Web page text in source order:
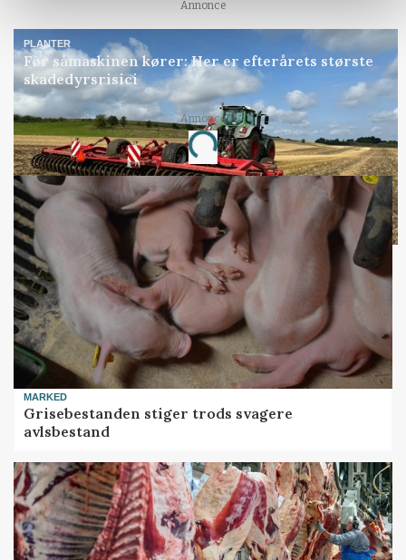
Annonce
PLANTER
Før såmaskinen kører: Her er efterårets største
skadedyrsrisici
Annonce
Loading...
MARKED
Grisebestanden stiger trods svagere
avlsbestand